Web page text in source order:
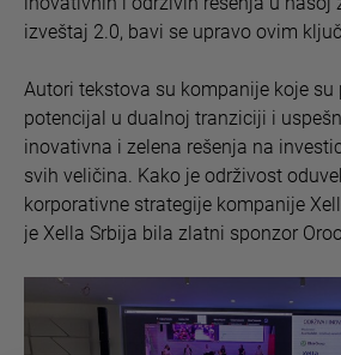
izveštaj 2.0, bavi se upravo ovim
Autori tekstova su kompanije koje su
potencijal u dualnoj tranziciji i
inovativna i zelena rešenja na
svih veličina. Kako je održivost
korporativne strategije kompanije
je Xella Srbija bila zlatni sponzor